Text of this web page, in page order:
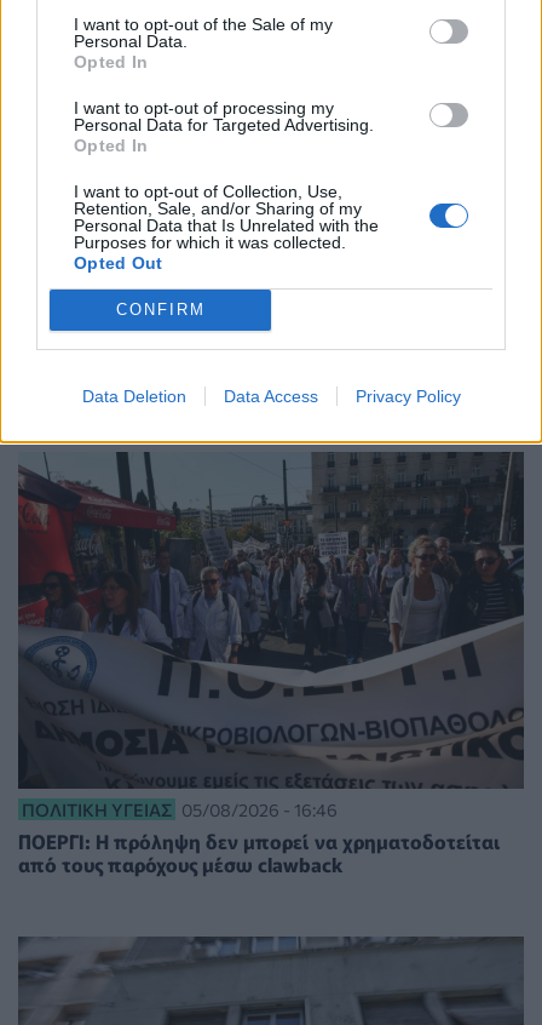
I want to opt-out of the Sale of my
Personal Data.
Opted In
I want to opt-out of processing my
Personal Data for Targeted Advertising.
Opted In
I want to opt-out of Collection, Use,
Retention, Sale, and/or Sharing of my
Personal Data that Is Unrelated with the
Purposes for which it was collected.
Opted Out
CONFIRM
Data Deletion Data Access Privacy Policy
PHARMA POLICY 06/08/2026 - 12:00
Eli Lilly: Εκρηκτική άνοδος στις πωλήσεις των
ΠΟΛΙΤΙΚΉ ΥΓΕΊΑΣ 05/08/2026 - 16:46
ΠΟΕΡΓΙ: Η πρόληψη δεν μπορεί να χρηματοδοτείται
από τους παρόχους μέσω clawback